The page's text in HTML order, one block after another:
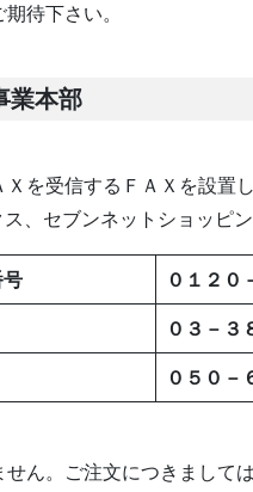
待下さい。
業本部
を受信するＦＡＸを設置
、セブンネットショッピ
０１２０
０３－３
０５０－
ん。ご注文につきまして